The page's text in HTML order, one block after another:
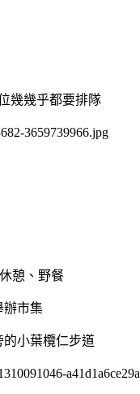
幾幾乎都要排隊
憩、野餐
辦市集
的小葉欖仁步道